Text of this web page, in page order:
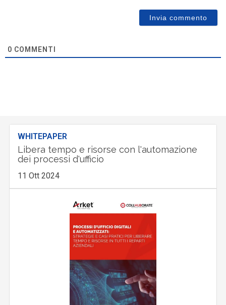
0 COMMENTI
WHITEPAPER
Libera tempo e risorse con l'automazione
dei processi d'ufficio
11 Ott 2024